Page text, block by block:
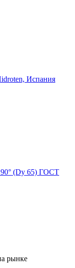
Испания
(Dу 65) ГОСТ
рынке